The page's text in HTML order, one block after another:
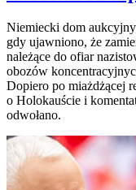
Niemiecki dom aukcyjny
gdy ujawniono, że
należące do ofiar
obozów
Dopiero po miażdżącej
o Holokauście i
odwołano.